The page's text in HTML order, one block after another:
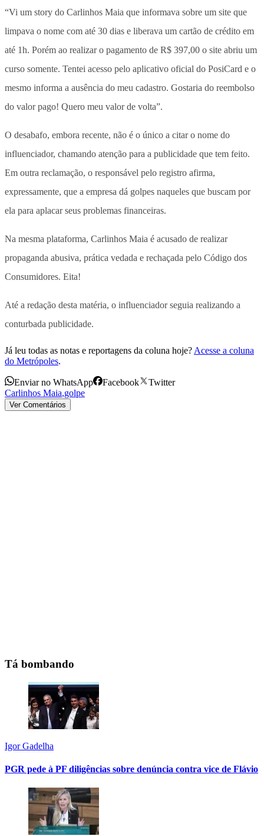
“Vi um story do Carlinhos Maia que informava sobre um site que
limpava o nome com até 30 dias e liberava um cartão de crédito em
até 1h. Porém ao realizar o pagamento de R$ 397,00 o site abriu um
curso somente. Tentei acesso pelo aplicativo oficial do PosiCard e o
mesmo informa a ausência do meu cadastro. Gostaria do reembolso
do valor pago! Quero meu valor de volta”.
O desabafo, embora recente, não é o único a citar o nome do
influenciador, chamando atenção para a publicidade que tem feito.
Em outra reclamação, o responsável pelo registro afirma,
expressamente, que a empresa dá golpes naqueles que buscam por
ela para aplacar seus problemas financeiras.
Na mesma plataforma, Carlinhos Maia é acusado de realizar
propaganda abusiva, prática vedada e rechaçada pelo Código dos
Consumidores. Eita!
Até a redação desta matéria, o influenciador seguia realizando a
conturbada publicidade.
Já leu todas as notas e reportagens da coluna hoje? Acesse a coluna
do Metrópoles.
Enviar no WhatsApp Facebook
Twitter
Carlinhos Maia,golpe
Ver Comentários
Tá bombando
Igor Gadelha
PGR pede à PF diligências sobre denúncia contra vice de Flávio